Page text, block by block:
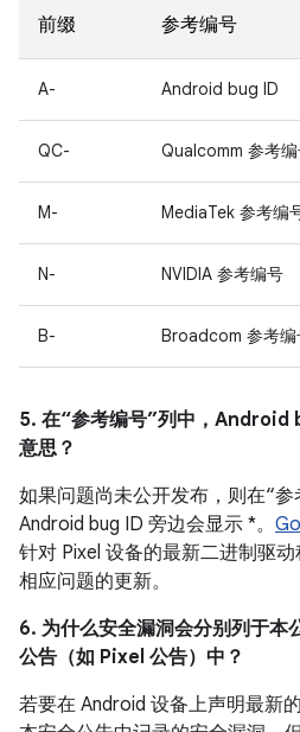
前缀 参考编号
A- Android bug ID
QC- Qualcomm 参考
M- MediaTek 参考编
N- NVIDIA 参考编号
B- Broadcom 参考编
5. 在“参考编号”列中，Android
意思？
如果问题尚未公开发布，则在“
Android bug ID 旁边会显示 *。
针对 Pixel 设备的最新二进制驱
相应问题的更新。
6. 为什么安全漏洞会分别列于本
公告（如 Pixel 公告）中？
若要在 Android 设备上声明最新